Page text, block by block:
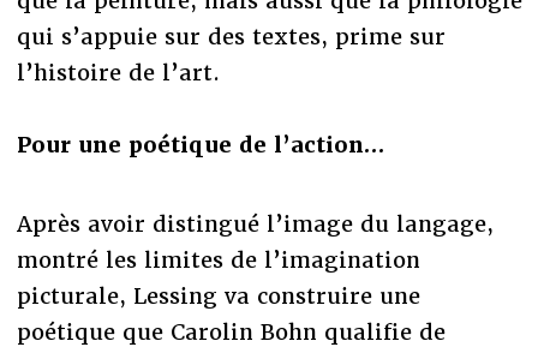
qui s’appuie sur des textes, prime sur
l’histoire de l’art.
Pour une poétique de l’action…
Après avoir distingué l’image du langage,
montré les limites de l’imagination
picturale, Lessing va construire une
poétique que Carolin Bohn qualifie de